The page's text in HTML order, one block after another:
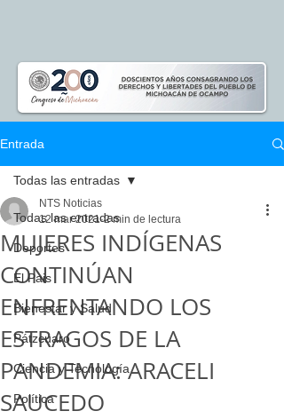
Entrada
Todas las entradas
Deportes
El Pais
Bienestar y Salud
Pátzcuaro
Ciencia y Tecnología
Política
Todas las entradas
MUJERES INDÍGENAS
CONTINÚAN
ENFRENTANDO LOS
ESTRAGOS DE LA
PANDEMIA: ARACELI
SAUCEDO
NTS Noticias
12 mar 2021 2 min de lectura